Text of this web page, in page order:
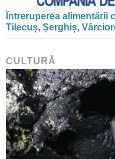
Întreruperea alimentării
Tilecuș, Șerghiș,
CULTURĂ